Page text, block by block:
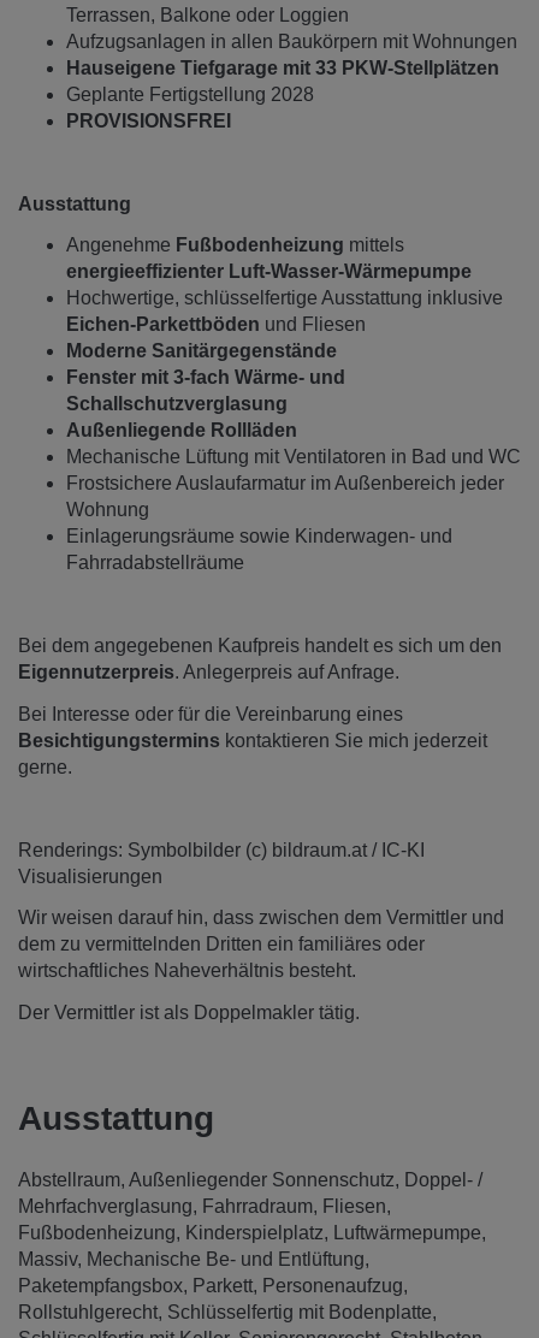
Terrassen, Balkone oder Loggien
Aufzugsanlagen in allen Baukörpern mit Wohnungen
Hauseigene Tiefgarage mit 33 PKW-Stellplätzen
Geplante Fertigstellung 2028
PROVISIONSFREI
Ausstattung
Angenehme Fußbodenheizung mittels
energieeffizienter Luft-Wasser-Wärmepumpe
Hochwertige, schlüsselfertige Ausstattung inklusive
Eichen-Parkettböden und Fliesen
Moderne Sanitärgegenstände
Fenster mit 3-fach Wärme- und
Schallschutzverglasung
Außenliegende Rollläden
Mechanische Lüftung mit Ventilatoren in Bad und WC
Frostsichere Auslaufarmatur im Außenbereich jeder
Wohnung
Einlagerungsräume sowie Kinderwagen- und
Fahrradabstellräume
Bei dem angegebenen Kaufpreis handelt es sich um den
Eigennutzerpreis. Anlegerpreis auf Anfrage.
Bei Interesse oder für die Vereinbarung eines
Besichtigungstermins kontaktieren Sie mich jederzeit
gerne.
Renderings: Symbolbilder (c) bildraum.at / IC-KI
Visualisierungen
Wir weisen darauf hin, dass zwischen dem Vermittler und
dem zu vermittelnden Dritten ein familiäres oder
wirtschaftliches Naheverhältnis besteht.
Der Vermittler ist als Doppelmakler tätig.
Ausstattung
Abstellraum Außenliegender Sonnenschutz
Doppel- /
Mehrfachverglasung
Fahrradraum
Fliesen
Fußbodenheizung
Kinderspielplatz
Luftwärmepumpe
Massiv Mechanische Be- und Entlüftung
Paketempfangsbox
Parkett
Personenaufzug
Rollstuhlgerecht Schlüsselfertig mit Bodenplatte